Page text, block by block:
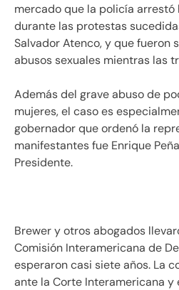
mercado que la policía arrestó
durante las protestas
Salvador Atenco, y que fueron
abusos sexuales mientras las
Además del grave abuso de
mujeres, el caso es
gobernador que ordenó la
manifestantes fue Enrique
Presidente.
Brewer y otros abogados
Comisión Interamericana de
esperaron casi siete años. La
ante la Corte Interamericana y